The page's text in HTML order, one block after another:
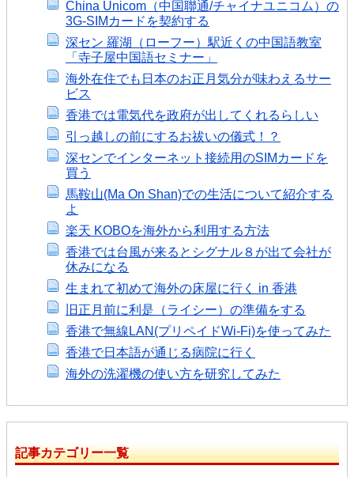
China Unicom（中国聯通/チャイナユニコム）の
3G-SIMカードを契約する
深セン 羅湖（ローフー）駅近くの中国語教室
「寺子屋中国語セミナー」
海外在住でも日本のお正月気分が味わえるサー
ビス
香港では電気代を政府が出してくれるらしい
引っ越しの前にするお祓いの儀式！？
深センでインターネット接続用のSIMカードを
買う
馬鞍山(Ma On Shan)での生活について紹介する
よ
楽天 KOBOを海外から利用する方法
香港では台風が来るとシグナル８が出て会社が
休みになる
生まれて初めて海外の床屋に行く in 香港
旧正月前に利是（ライシー）の準備をする
香港で無線LAN(プリペイドWi-Fi)を使ってみた
香港で日本語が通じる病院に行く
海外の洗濯機の使い方を研究してみた
記事カテゴリー一覧